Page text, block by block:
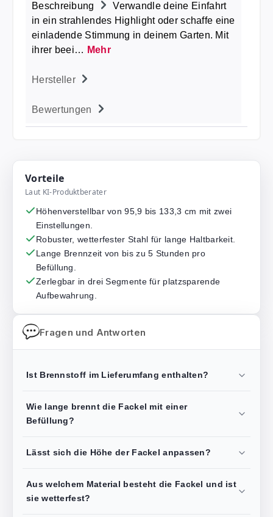
Beschreibung
Verwandle deine Einfahrt
in ein strahlendes Highlight oder schaffe eine
einladende Stimmung in deinem Garten. Mit
ihrer beei… Mehr
Hersteller
Bewertungen
Vorteile
Laut KI-Produktberater
Höhenverstellbar von 95,9 bis 133,3 cm mit zwei
Einstellungen.
Robuster, wetterfester Stahl für lange Haltbarkeit.
Lange Brennzeit von bis zu 5 Stunden pro
Befüllung.
Zerlegbar in drei Segmente für platzsparende
Aufbewahrung.
Fragen und Antworten
Ist Brennstoff im Lieferumfang enthalten?
Wie lange brennt die Fackel mit einer
Befüllung?
Lässt sich die Höhe der Fackel anpassen?
Aus welchem Material besteht die Fackel und ist
sie wetterfest?